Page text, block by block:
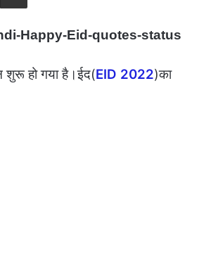
Happy-Eid-quotes-status
हो गया है।ईद(EID 2022)का